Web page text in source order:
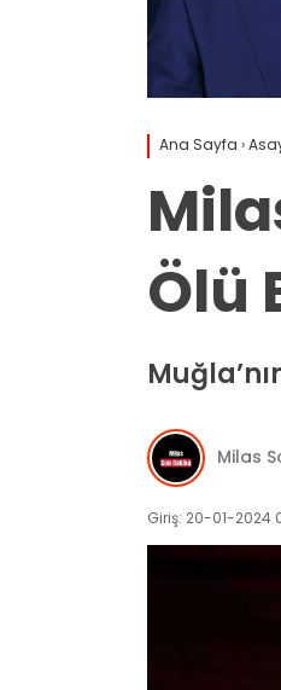
Ana Sayfa ›
Ölü
Milas
Giriş: 20-01-2024